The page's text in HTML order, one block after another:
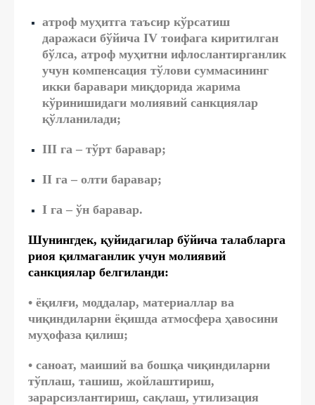
атроф муҳитга таъсир кўрсатиш
даражаси бўйича IV тоифага киритилган
бўлса, атроф муҳитни ифлослантирганлик
учун компенсация тўлови суммасининг
икки баравари миқдорида жарима
кўринишидаги молиявий санкциялар
қўлланилади;
III га – тўрт баравар;
II га – олти баравар;
I га – ўн баравар.
Шунингдек, қуйидагилар бўйича талабларга
риоя қилмаганлик учун молиявий
санкциялар белгиланди:
• ёқилғи, моддалар, материаллар ва
чиқиндиларни ёқишда атмосфера ҳавосини
муҳофаза қилиш;
• саноат, маиший ва бошқа чиқиндиларни
тўплаш, ташиш, жойлаштириш,
зарарсизлантириш, сақлаш, утилизация